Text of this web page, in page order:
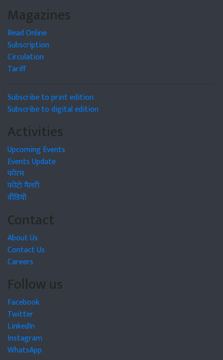
Magazines
Read Online
Subscription
Circulation
Tariff
Subscribe to print edition
Subscribe to digital edition
Activities
Upcoming Events
Events Update
फोरम
फोटो गैलरी
वीडियो
Contact
About Us
Contact Us
Careers
Follow us
Facebook
Twitter
LinkedIn
Instagram
WhatsApp